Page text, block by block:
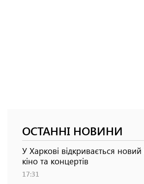
ОСТАННІ НОВИНИ
У Харкові відкривається новий
кіно та концертів
17:31